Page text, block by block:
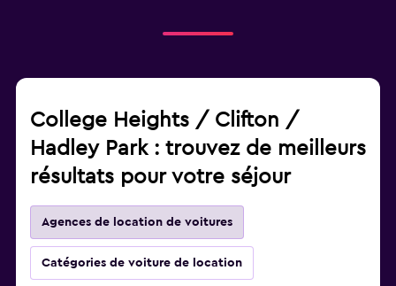
College Heights / Clifton /
Hadley Park : trouvez de meilleurs
résultats pour votre séjour
Agences de location de voitures
Catégories de voiture de location